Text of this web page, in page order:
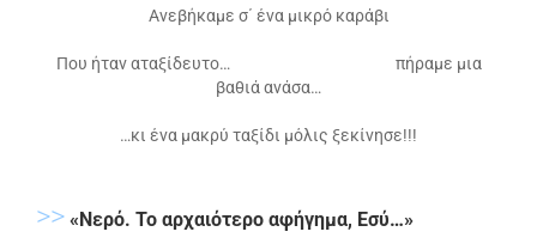
Ανεβήκαμε σ΄ ένα μικρό καράβι
Που ήταν αταξίδευτο… πήραμε μια
βαθιά ανάσα…
…κι ένα μακρύ ταξίδι μόλις ξεκίνησε!!!
>> «Νερό. Το αρχαιότερο αφήγημα, Εσύ…»